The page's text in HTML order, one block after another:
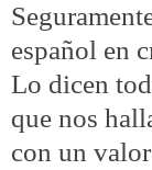
español en
Lo dicen
que nos
con un